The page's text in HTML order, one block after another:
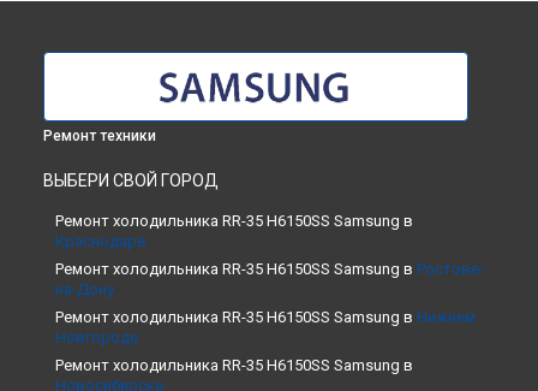
Ремонт техники
ВЫБЕРИ СВОЙ ГОРОД
Ремонт холодильника RR-35 H6150SS Samsung в
Краснодаре
Ремонт холодильника RR-35 H6150SS Samsung в Ростове-
на-Дону
Ремонт холодильника RR-35 H6150SS Samsung в Нижнем
Новгороде
Ремонт холодильника RR-35 H6150SS Samsung в
Новосибирске